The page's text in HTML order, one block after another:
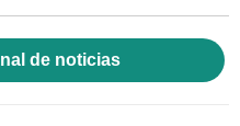
de noticias